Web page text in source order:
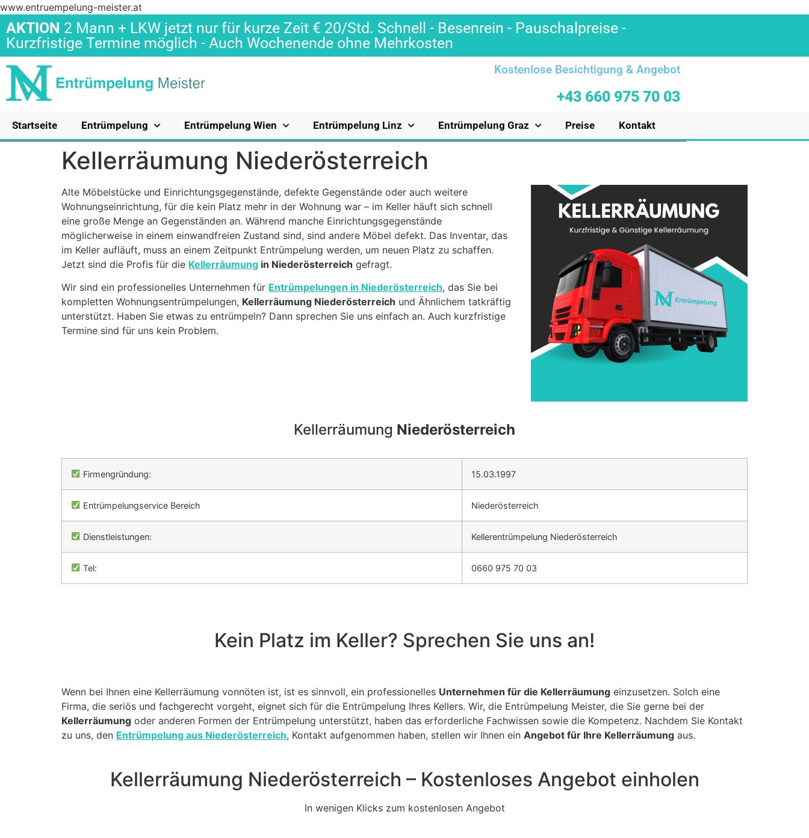
www.entruempelung-meister.at
AKTION 2 Mann + LKW jetzt nur für kurze Zeit € 20/Std. Schnell - Besenrein - Pauschalpreise -
Kurzfristige Termine möglich - Auch Wochenende ohne Mehrkosten
Kostenlose Besichtigung & Angebot
+43 660 975 70 03
Startseite Entrümpelung Entrümpelung Wien Entrümpelung Linz Entrümpelung Graz Preise Kontakt
Kellerräumung Niederösterreich
Alte Möbelstücke und Einrichtungsgegenstände, defekte Gegenstände oder auch weitere
Wohnungseinrichtung, für die kein Platz mehr in der Wohnung war – im Keller häuft sich schnell
eine große Menge an Gegenständen an. Während manche Einrichtungsgegenstände
möglicherweise in einem einwandfreien Zustand sind, sind andere Möbel defekt. Das Inventar, das
im Keller aufläuft, muss an einem Zeitpunkt Entrümpelung werden, um neuen Platz zu schaffen.
Jetzt sind die Profis für die Kellerräumung in Niederösterreich gefragt.
Wir sind ein professionelles Unternehmen für Entrümpelungen in Niederösterreich, das Sie bei
kompletten Wohnungsentrümpelungen, Kellerräumung Niederösterreich und Ähnlichem tatkräftig
unterstützt. Haben Sie etwas zu entrümpeln? Dann sprechen Sie uns einfach an. Auch kurzfristige
Termine sind für uns kein Problem.
Kellerräumung Niederösterreich
Firmengründung: 15.03.1997
Entrümpelungservice Bereich Niederösterreich
Dienstleistungen: Kellerentrümpelung Niederösterreich
Tel: 0660 975 70 03
Kein Platz im Keller? Sprechen Sie uns an!
Wenn bei Ihnen eine Kellerräumung vonnöten ist, ist es sinnvoll, ein professionelles Unternehmen für die Kellerräumung einzusetzen. Solch eine
Firma, die seriös und fachgerecht vorgeht, eignet sich für die Entrümpelung Ihres Kellers. Wir, die Entrümpelung Meister, die Sie gerne bei der
Kellerräumung oder anderen Formen der Entrümpelung unterstützt, haben das erforderliche Fachwissen sowie die Kompetenz. Nachdem Sie Kontakt
zu uns, den Entrümpelung aus Niederösterreich, Kontakt aufgenommen haben, stellen wir Ihnen ein Angebot für Ihre Kellerräumung aus.
Kellerräumung Niederösterreich – Kostenloses Angebot einholen
In wenigen Klicks zum kostenlosen Angebot